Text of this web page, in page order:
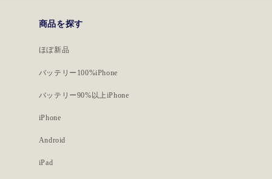
商品を探す
ほぼ新品
バッテリー100%iPhone
バッテリー90%以上iPhone
iPhone
Android
iPad